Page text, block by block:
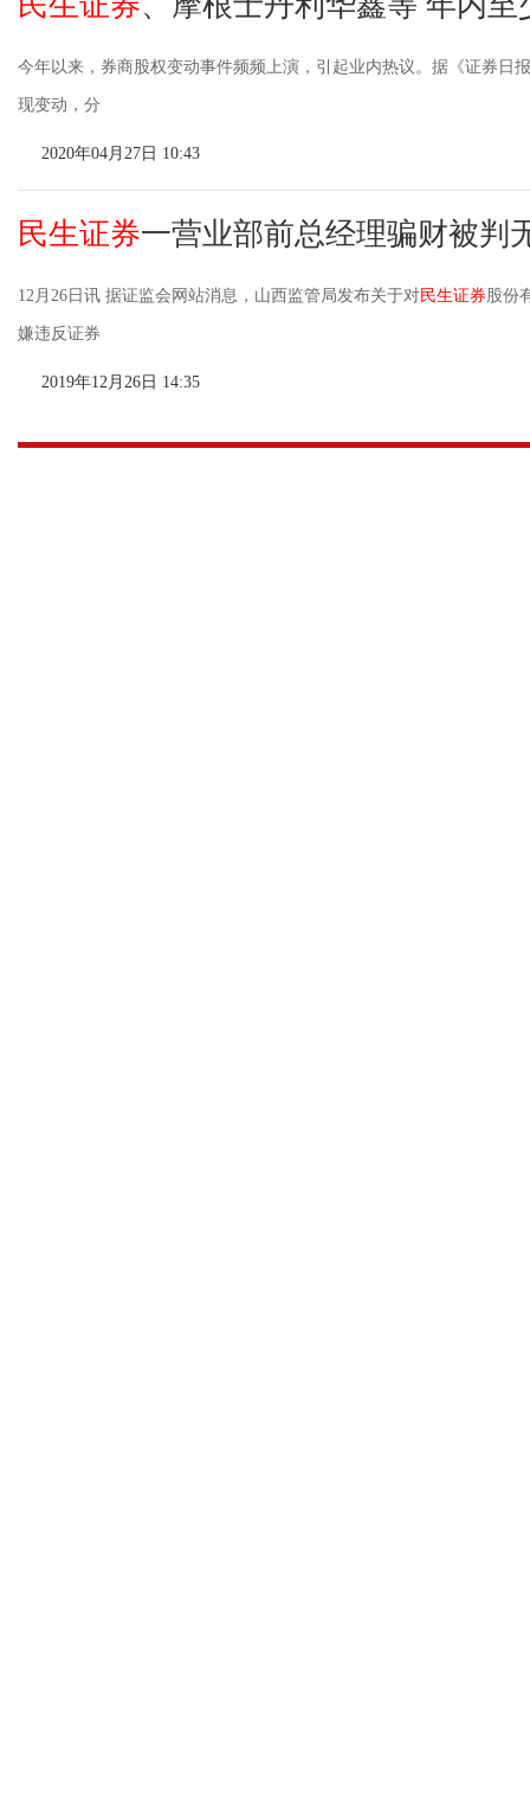
今年以来，券商股权变动事件频频上演，引起业内热议。据《证券日
现变动，分
2020年04月27日 10:43
民生证券一营业部前总经理骗财被判
12月26日讯 据证监会网站消息，山西监管局发布关于对民生证券 股份
嫌违反证券
2019年12月26日 14:35